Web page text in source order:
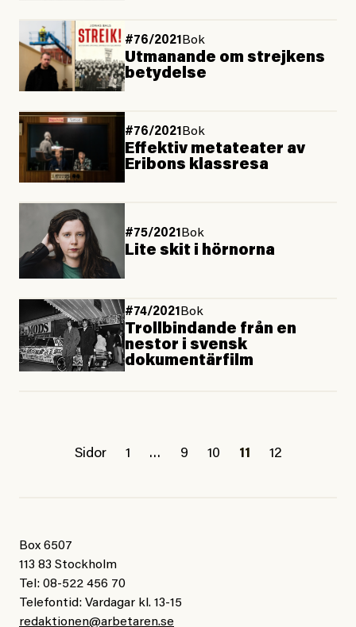
#76/2021 Bok
Utmanande om strejkens
betydelse
#76/2021 Bok
Effektiv metateater av
Eribons klassresa
#75/2021 Bok
Lite skit i hörnorna
#74/2021 Bok
Trollbindande från en
nestor i svensk
dokumentärfilm
Sidor 1 … 9 10 11 12
Box 6507
113 83 Stockholm
Tel: 08-522 456 70
Telefontid: Vardagar kl. 13-15
redaktionen@arbetaren.se